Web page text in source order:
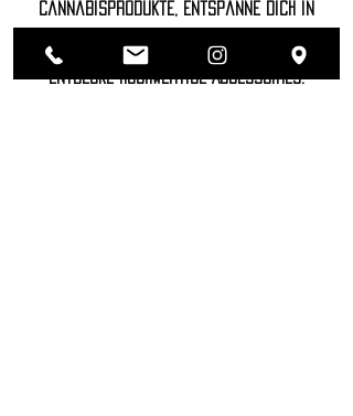
Cannabisprodukte, entspanne dich in
unserer luxuriösen Lounge und
entdecke hochwertige Accessoires.